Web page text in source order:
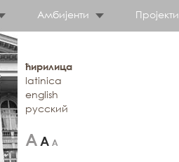
Амбијенти Пројекти
ћирилица
latinica
english
русский